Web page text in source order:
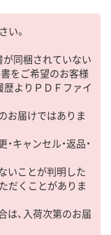
い。
が同梱されていない
をご希望のお客様
歴よりＰＤＦファイ
お届けではありま
キャンセル・返品・
いことが判明した
だくことがありま
は、入荷次第のお届